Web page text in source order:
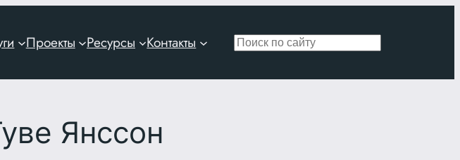
Проекты Ресурсы Контакты Поиск
Янссон